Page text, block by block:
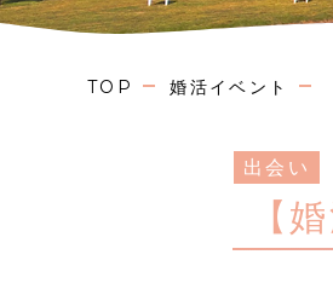
TOP 婚活イベント
出会い
【